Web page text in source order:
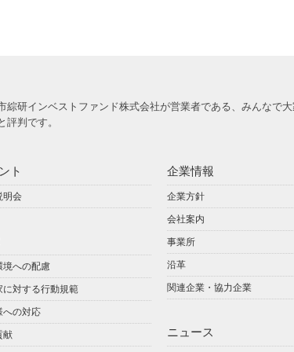
研インベストファンド株式会社が営業者である、みんなで
判です。
ト
明会
境への配慮
に対する行動規範
への対応
献
企業情報
企業方針
会社案内
事業所
沿革
関連企業・協力企業
ニュース